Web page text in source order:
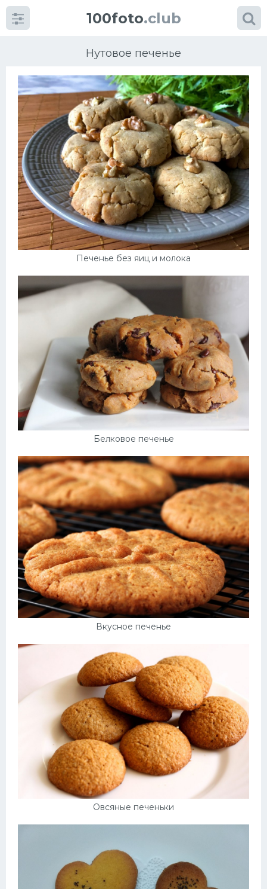
100foto.club
Нутовое печенье
Печенье без яиц и молока
Белковое печенье
Вкусное печенье
Овсяные печеньки
Категориикартинок
Супы
Мясные блюда
Печенье
Салат
Десерт